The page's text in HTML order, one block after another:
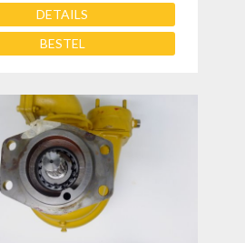
DETAILS
BESTEL